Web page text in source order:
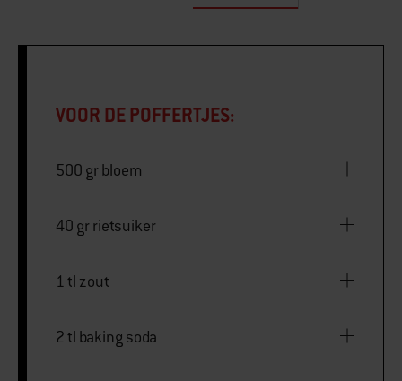
VOOR DE POFFERTJES:
500 gr bloem
40 gr rietsuiker
1 tl zout
2 tl baking soda